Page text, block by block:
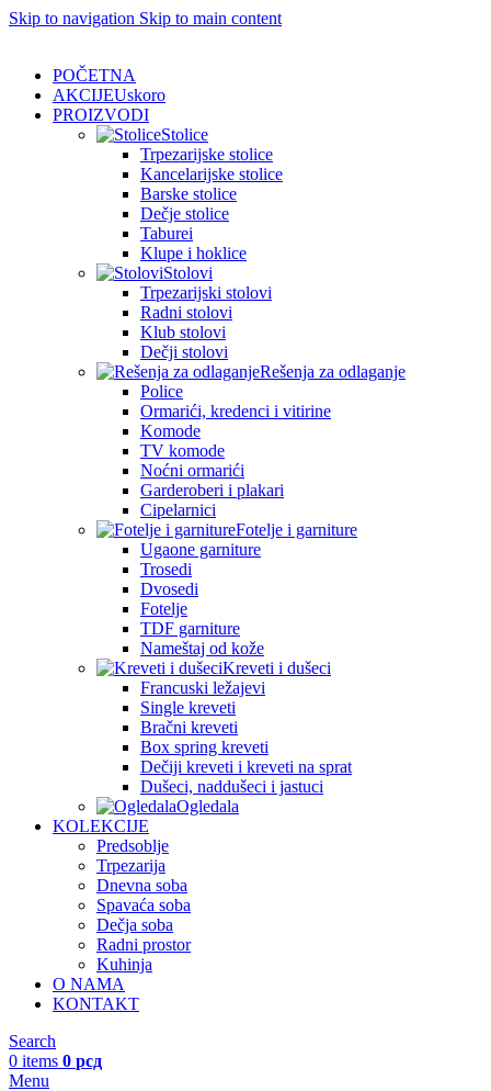
Skip to navigation Skip to main content
POČETNA
AKCIJEUskoro
PROIZVODI
Stolice
Trpezarijske stolice
Kancelarijske stolice
Barske stolice
Dečje stolice
Taburei
Klupe i hoklice
Stolovi
Trpezarijski stolovi
Radni stolovi
Klub stolovi
Dečji stolovi
Rešenja za odlaganje
Police
Ormarići, kredenci i vitirine
Komode
TV komode
Noćni ormarići
Garderoberi i plakari
Cipelarnici
Fotelje i garniture
Ugaone garniture
Trosedi
Dvosedi
Fotelje
TDF garniture
Nameštaj od kože
Kreveti i dušeci
Francuski ležajevi
Single kreveti
Bračni kreveti
Box spring kreveti
Dečiji kreveti i kreveti na sprat
Dušeci, naddušeci i jastuci
Ogledala
KOLEKCIJE
Predsoblje
Trpezarija
Dnevna soba
Spavaća soba
Dečja soba
Radni prostor
Kuhinja
O NAMA
KONTAKT
Search
0 items 0 рсд
Menu